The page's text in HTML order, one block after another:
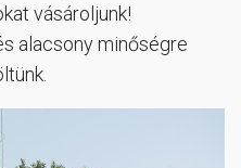
vásároljunk!
alacsony minőségre